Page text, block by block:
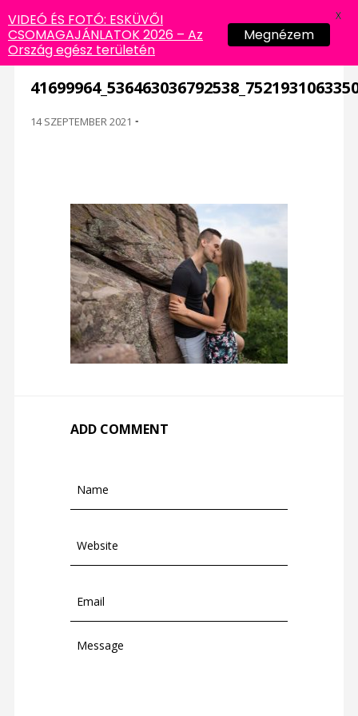
14 SZEPTEMBER 2021 -
ADD COMMENT
VIDEÓ ÉS FOTÓ: ESKÜVŐI
CSOMAGAJÁNLATOK 2026 – Az
Ország egész területén
Megnézem
X